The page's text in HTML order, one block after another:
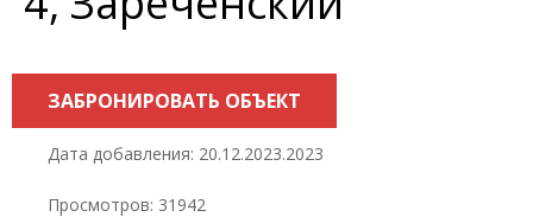
ЗАБРОНИРОВАТЬ ОБЪЕКТ
Дата добавления: 20.12.2023.2023
Просмотров: 31942